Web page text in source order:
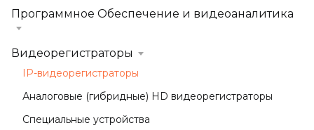
Программное Обеспечение и видеоаналитика
Видеорегистраторы
IP-видеорегистраторы
Аналоговые (гибридные) HD видеорегистраторы
Специальные устройства